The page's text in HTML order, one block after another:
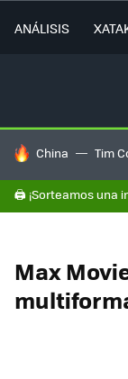
ANÁLISIS
HOY SE HABLA
China Tim
🖨️ ¡Sorteamos una
Max